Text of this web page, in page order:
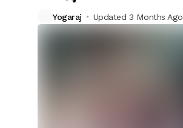
Yogaraj Updated 3 Months Ago